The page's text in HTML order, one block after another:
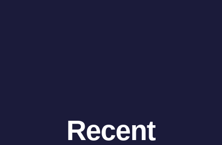
Recent